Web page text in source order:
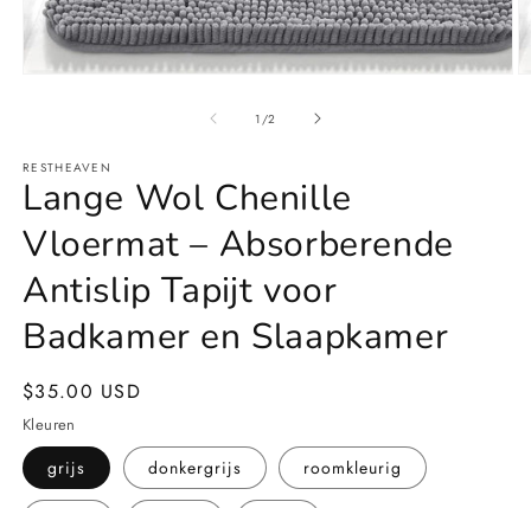
1 /van
2
RESTHEAVEN
Lange Wol Chenille
Vloermat – Absorberende
Antislip Tapijt voor
Badkamer en Slaapkamer
Normale
prijs
$35.00 USD
Kleuren
grijs donkergrijs roomkleurig